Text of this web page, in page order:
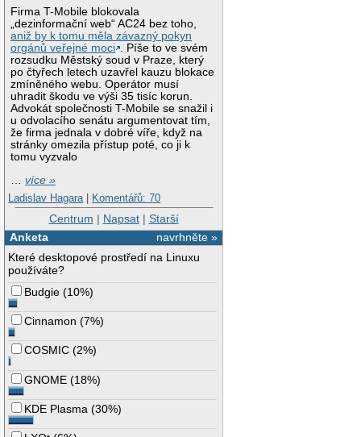
Firma T-Mobile blokovala
„dezinformační web“ AC24 bez toho,
aniž by k tomu měla závazný pokyn
orgánů veřejné moci . Píše to ve svém
rozsudku Městský soud v Praze, který
po čtyřech letech uzavřel kauzu blokace
zmíněného webu. Operátor musí
uhradit škodu ve výši 35 tisíc korun.
Advokát společnosti T-Mobile se snažil i
u odvolacího senátu argumentovat tím,
že firma jednala v dobré víře, když na
stránky omezila přístup poté, co ji k
tomu vyzvalo
…více »
Ladislav Hagara | Komentářů: 70
Centrum | Napsat| Starší
navrhněte »
Anketa
Které desktopové prostředí na Linuxu
používáte?
Budgie (10%)
Cinnamon (7%)
COSMIC (2%)
GNOME (18%)
KDE Plasma (30%)